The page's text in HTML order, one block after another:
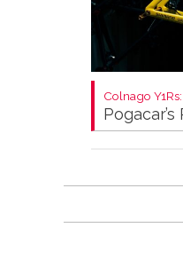
Colnago Y1Rs: